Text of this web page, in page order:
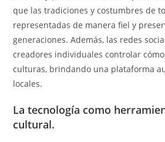
que las tradiciones y costumbres de
representadas de manera fiel y
generaciones. Además, las redes
creadores individuales controlar
culturas, brindando una plataforma
locales.
La tecnología como
cultural.